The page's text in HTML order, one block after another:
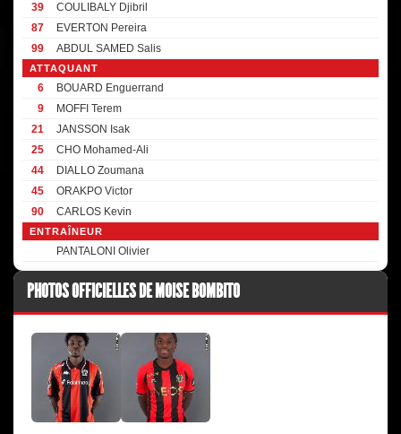
39
COULIBALY Djibril
87
EVERTON Pereira
99
ABDUL SAMED Salis
ATTAQUANT
6
BOUARD Enguerrand
9
MOFFI Terem
21
JANSSON Isak
25
CHO Mohamed-Ali
44
DIALLO Zoumana
45
ORAKPO Victor
90
CARLOS Kevin
ENTRAÎNEUR
PANTALONI Olivier
PHOTOS OFFICIELLES DE MOISE BOMBITO